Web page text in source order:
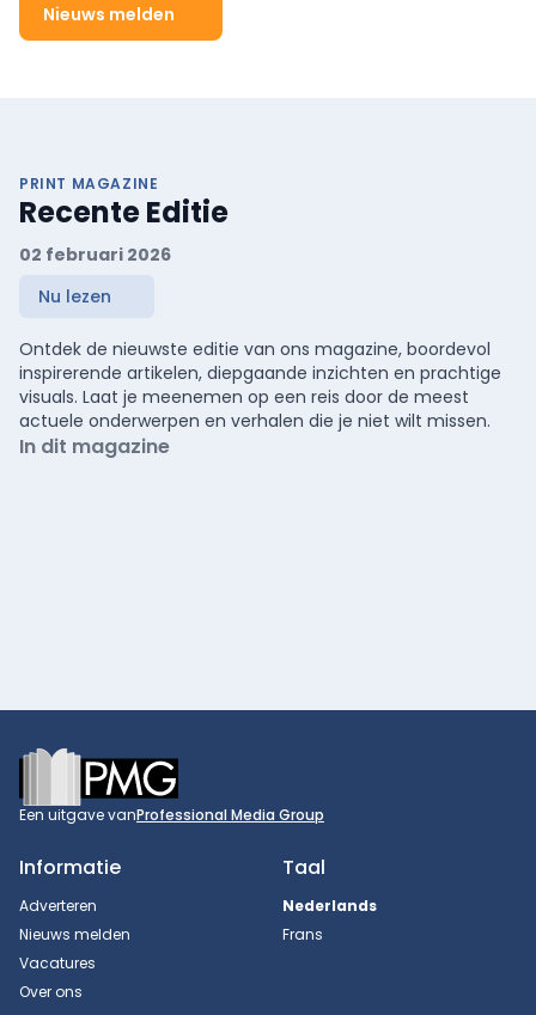
Nieuws melden
PRINT MAGAZINE
Recente Editie
02 februari 2026
Nu lezen
Ontdek de nieuwste editie van ons magazine, boordevol
inspirerende artikelen, diepgaande inzichten en prachtige
visuals. Laat je meenemen op een reis door de meest
actuele onderwerpen en verhalen die je niet wilt missen.
In dit magazine
Footer
Een uitgave vanProfessional Media Group
Informatie
Adverteren
Nieuws melden
Vacatures
Over ons
Taal
Nederlands
Frans